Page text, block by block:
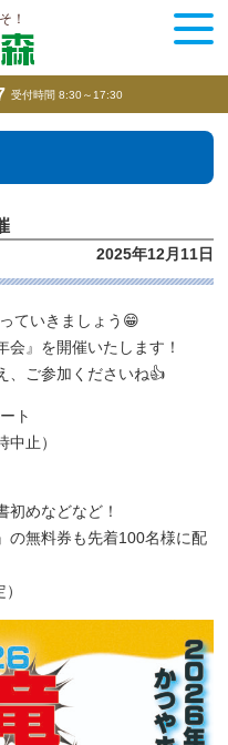
！
受付時間 8:30～17:30
2025年12月11日
ていきましょう😁
』を開催いたします！
、ご参加くださいね👍
ト
止）
初めなどなど！
の無料券も先着100名様に配